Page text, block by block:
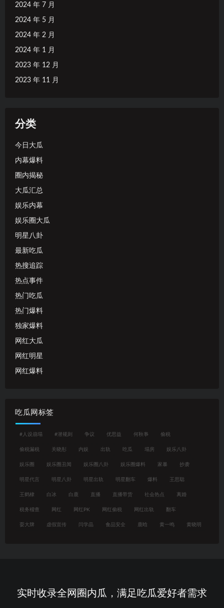
2024 年 7 月
2024 年 5 月
2024 年 2 月
2024 年 1 月
2023 年 12 月
2023 年 11 月
分类
今日大瓜
内幕爆料
圈内揭秘
大瓜汇总
娱乐内幕
娱乐圈大瓜
明星八卦
最新吃瓜
热搜追踪
热点事件
热门吃瓜
热门爆料
独家爆料
网红大瓜
网红明星
网红爆料
吃瓜网标签
#人设崩塌 #潜规则 争议 优思益 何秋亊 偷税
偷税漏税 关晓彤 内娱 出轨 吃瓜 塌房 娱乐八卦
娱乐圈 娱乐圈丑闻 娱乐圈八卦 娱乐圈爆料 家暴 抄袭
明星代言 明星八卦 明星出轨 明星翻车 爆料 王思聪
王鹤棣 白冰 白鹿 直播 直播带货 社会热点 离婚
税务稽查 网红 网红PK 网红偷税 网红出轨 翻车
耍大牌 虚假宣传 闫学晶 食品安全 鹿晗 黄一鸣 黄晓明
实时收录全网圈内瓜，满足吃瓜爱好者需求